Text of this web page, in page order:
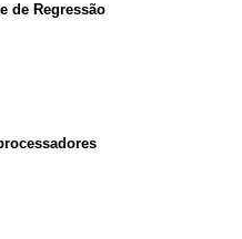
de Regressão